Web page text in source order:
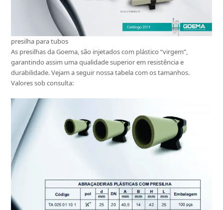
presilha para tubos
As presilhas da Goema, são injetados com plástico “virgem”,
garantindo assim uma qualidade superior em resistência e
durabilidade. Vejam a seguir nossa tabela com os tamanhos.
Valores sob consulta: